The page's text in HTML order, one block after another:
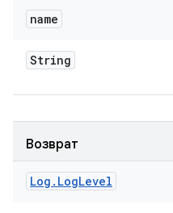
name
String
Возврат
Log . LogLevel